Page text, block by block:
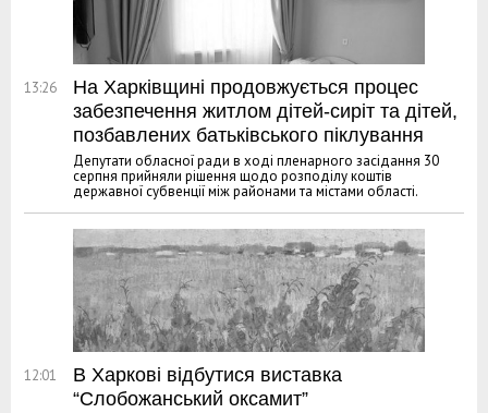
13:26
На Харківщині продовжується процес
забезпечення житлом дітей-сиріт та дітей,
позбавлених батьківського піклування
Депутати обласної ради в ході пленарного засідання 30
серпня прийняли рішення щодо розподілу коштів
державної субвенції між районами та містами області.
12:01
В Харкові відбутися виставка
“Слобожанський оксамит”